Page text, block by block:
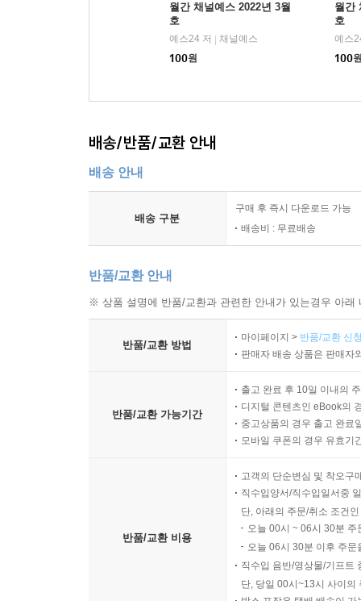
월간 채널예스 2022년 3월
호
예스24 저
채널예스
100원
월간
호
예스
100
배송/반품/교환 안내
배송 안내
배송 구분
구매 후 즉시 다운로드 가능
배송비 : 무료배송
반품/교환 안내
※ 상품 설명에 반품/교환과 관련한 안내가 있는경우 아
반품/교환 방법
마이페이지 > 반품/교환 신
판매자 배송 상품은 판매자
반품/교환 가능기간
출고 완료 후 10일 이내의
디지털 콘텐츠인 eBook의
중고상품의 경우 출고 완료
모바일 쿠폰의 경우 유효기
반품/교환 비용
고객의 단순변심 및 착오구
직수입양서/직수입일서중
단, 아래의 주문/취소 조건
오늘 00시 ~ 06시 30분
오늘 06시 30분 이후 주
직수입 음반/영상물/기프트
단, 당일 00시~13시 사이의